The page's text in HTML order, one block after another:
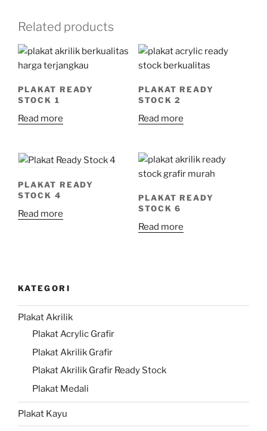
Related products
PLAKAT READY
STOCK 1
Read more
PLAKAT READY
STOCK 2
Read more
PLAKAT READY
STOCK 4
Read more
PLAKAT READY
STOCK 6
Read more
KATEGORI
Plakat Akrilik
Plakat Acrylic Grafir
Plakat Akrilik Grafir
Plakat Akrilik Grafir Ready Stock
Plakat Medali
Plakat Kayu